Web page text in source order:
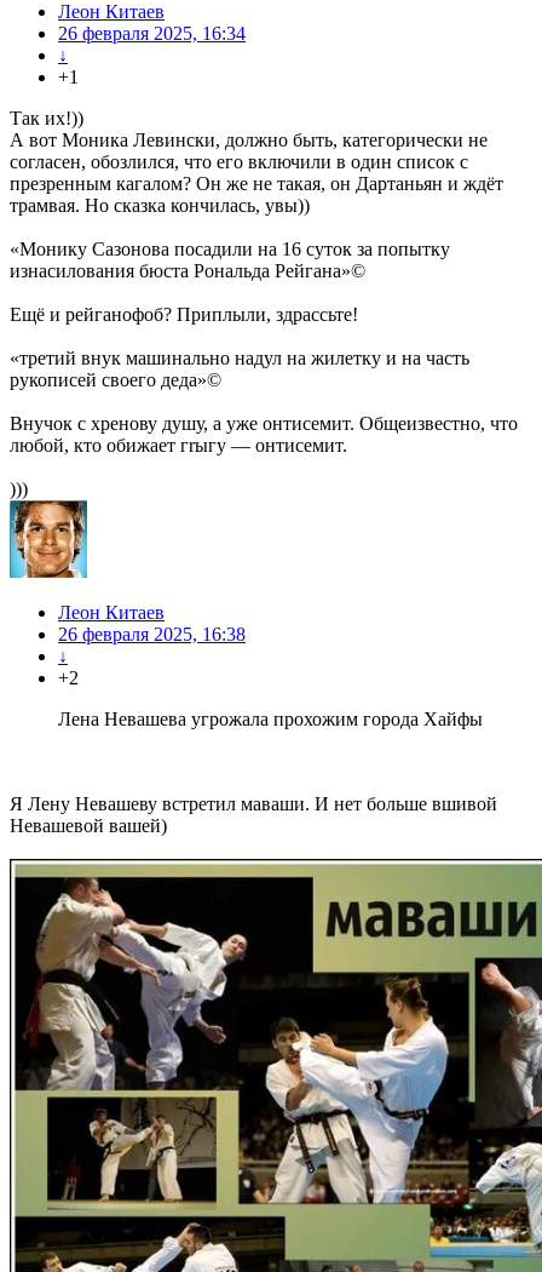
Леон Китаев
26 февраля 2025, 16:34
↓
+1
Так их!))
А вот Моника Левински, должно быть, категорически не
согласен, обозлился, что его включили в один список с
презренным кагалом? Он же не такая, он Дартаньян и ждёт
трамвая. Но сказка кончилась, увы))
«Монику Сазонова посадили на 16 суток за попытку
изнасилования бюста Рональда Рейгана»©
Ещё и рейганофоб? Приплыли, здрассьте!
«третий внук машинально надул на жилетку и на часть
рукописей своего деда»©
Внучок с хренову душу, а уже онтисемит. Общеизвестно, что
любой, кто обижает гrыгу — онтисемит.
)))
Леон Китаев
26 февраля 2025, 16:38
↓
+2
Лена Невашева угрожала прохожим города Хайфы
Я Лену Невашеву встретил маваши. И нет больше вшивой
Невашевой вашей)